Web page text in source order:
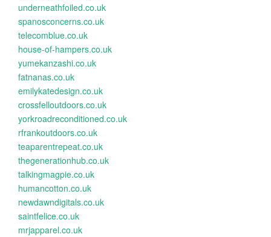
underneathfoiled.co.uk
spanosconcerns.co.uk
telecomblue.co.uk
house-of-hampers.co.uk
yumekanzashi.co.uk
fatnanas.co.uk
emilykatedesign.co.uk
crossfelloutdoors.co.uk
yorkroadreconditioned.co.uk
rfrankoutdoors.co.uk
teaparentrepeat.co.uk
thegenerationhub.co.uk
talkingmagpie.co.uk
humancotton.co.uk
newdawndigitals.co.uk
saintfelice.co.uk
mrjapparel.co.uk